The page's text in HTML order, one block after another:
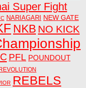
Super Fight
NARIAGARI NEW GATE
NKB NO KICK
PFL POUNDOUT
REBELS